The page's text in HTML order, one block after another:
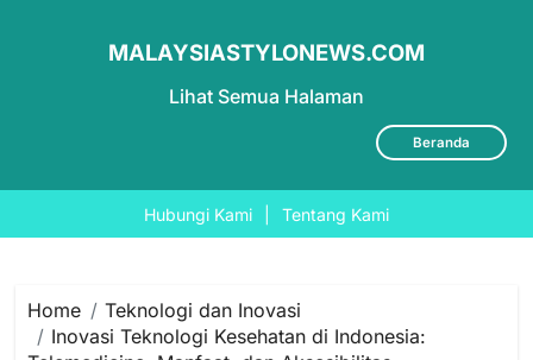
Lihat Semua Halaman
MALAYSIASTYLONEWS.COM
Beranda
Hubungi Kami Tentang Kami
content
Home
Teknologi dan Inovasi
Inovasi Teknologi Kesehatan di Indonesia: